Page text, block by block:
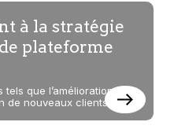
à la stratégie
plateforme
que l’amélioration de
de nouveaux clients, la